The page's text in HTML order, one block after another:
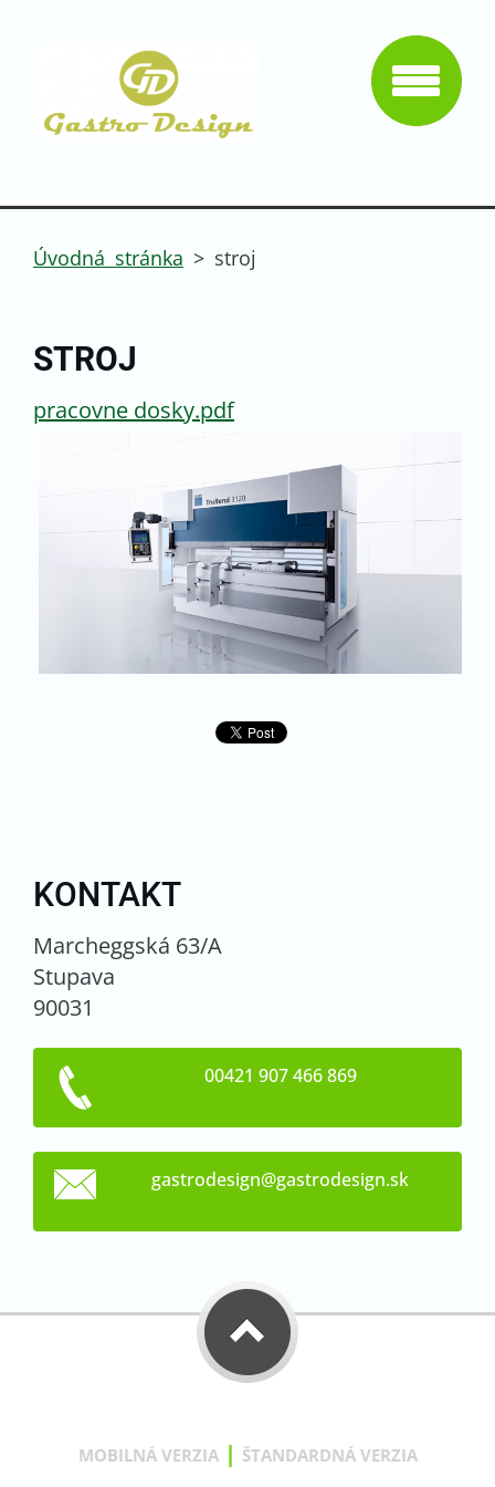
Úvodná stránka > stroj
STROJ
pracovne dosky.pdf
KONTAKT
Marcheggská 63/A
Stupava
90031
00421 907 466 869
gastrodesign@gastrodesign.sk
MOBILNÁ VERZIA | ŠTANDARDNÁ VERZIA